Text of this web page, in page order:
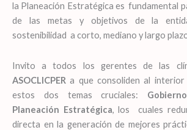
la Planeación Estratégica es fundamental
de las metas y objetivos de la
sostenibilidad a corto, mediano y largo
Invito a todos los gerentes de las
ASOCLICPERa que consoliden al
estos dos temas cruciales:
Planeación Estratégica, los cuales
directa en la generación de mejores